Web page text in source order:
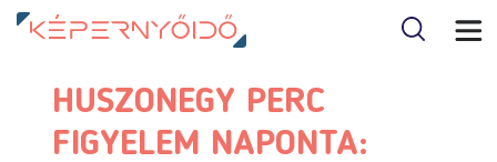
HUSZONEGY PERC
FIGYELEM NAPONTA: